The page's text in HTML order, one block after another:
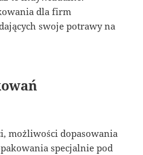
dla firm
swoje potrawy na
możliwości dopasowania
specjalnie pod